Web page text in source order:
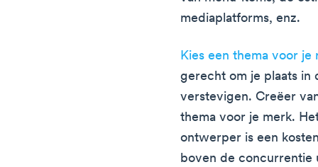
mediaplatforms, enz.
Kies een thema voor je
gerecht om je plaats
verstevigen. Creëer
thema voor je merk.
ontwerper is een
boven de concurrentie